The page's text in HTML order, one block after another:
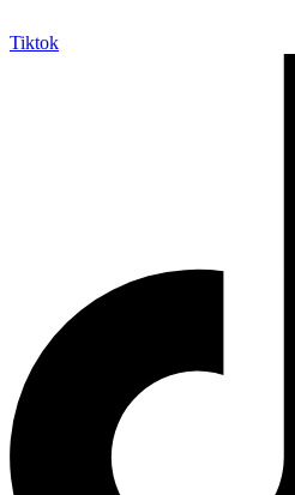
Tiktok